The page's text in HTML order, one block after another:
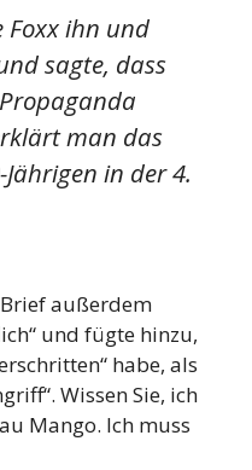
Foxx ihn und
sagte, dass
man das
in der 4.
außerdem
und fügte hinzu,
habe, als
Wissen Sie, ich
Mango. Ich muss